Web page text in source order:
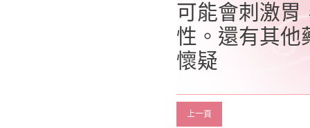
可能會刺激胃
性。還有其他
懷疑
上一頁